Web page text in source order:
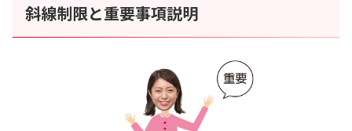
斜線制限と重要事項説明